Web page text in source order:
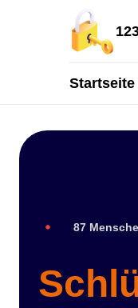
Startseite
87